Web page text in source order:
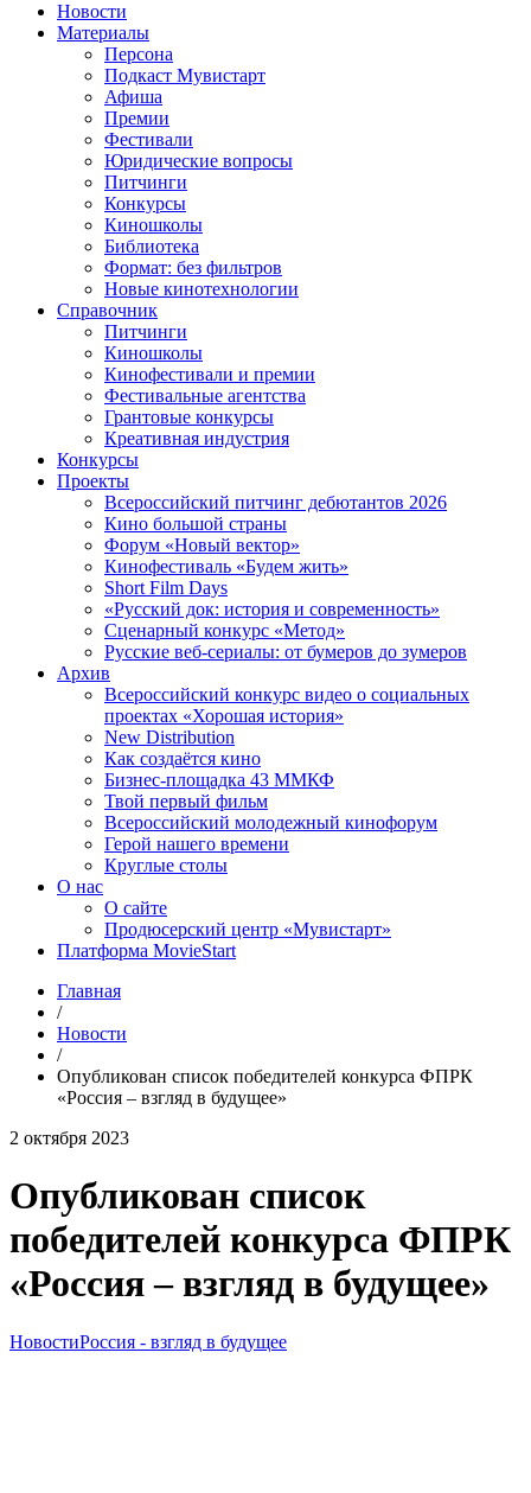
Новости
Материалы
Персона
Подкаст Мувистарт
Афиша
Премии
Фестивали
Юридические вопросы
Питчинги
Конкурсы
Киношколы
Библиотека
Формат: без фильтров
Новые кинотехнологии
Справочник
Питчинги
Киношколы
Кинофестивали и премии
Фестивальные агентства
Грантовые конкурсы
Креативная индустрия
Конкурсы
Проекты
Всероссийский питчинг дебютантов 2026
Кино большой страны
Форум «Новый вектор»
Кинофестиваль «Будем жить»
Short Film Days
«Русский док: история и современность»
Сценарный конкурс «Метод»
Русские веб-сериалы: от бумеров до зумеров
Архив
Всероссийский конкурс видео о социальных
проектах «Хорошая история»
New Distribution
Как создаётся кино
Бизнес-площадка 43 ММКФ
Твой первый фильм
Всероссийский молодежный кинофорум
Герой нашего времени
Круглые столы
О нас
О сайте
Продюсерский центр «Мувистарт»
Платформа MovieStart
Главная
/
Новости
/
Опубликован список победителей конкурса ФПРК
«Россия – взгляд в будущее»
2 октября 2023
Опубликован список
победителей конкурса ФПРК
«Россия – взгляд в будущее»
НовостиРоссия - взгляд в будущее